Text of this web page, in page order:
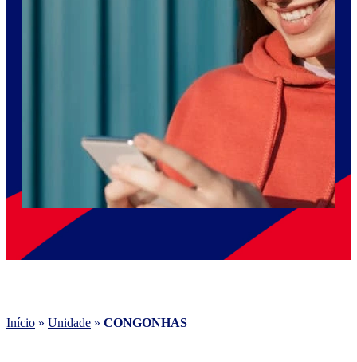
Início » Unidade » CONGONHAS